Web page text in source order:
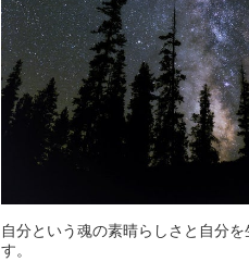
自分という魂の素晴らしさと自分
す。